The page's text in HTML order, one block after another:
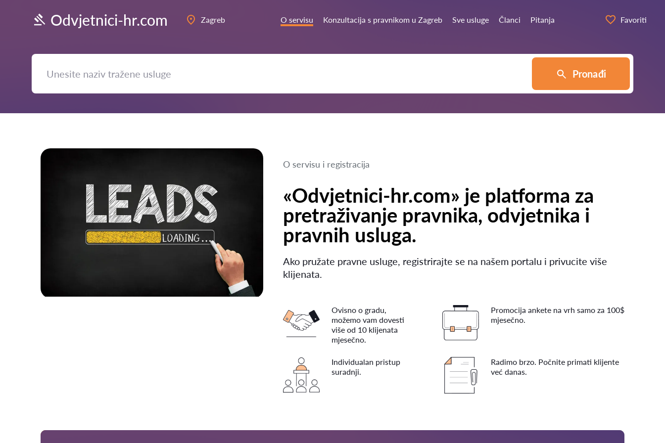
Odvjetnici-hr.com Zagreb O servisu Konzultacija s pravnikom u Zagreb Sve usluge Članci Pitanja Favoriti
Pronađi
O servisu i registracija
«Odvjetnici-hr.com» je platforma za
pretraživanje pravnika, odvjetnika i
pravnih usluga.
Ako pružate pravne usluge, registrirajte se na našem portalu i privucite više
klijenata.
Ovisno o gradu,
možemo vam dovesti
više od 10 klijenata
mjesečno.
Promocija ankete na vrh samo za 100$
mjesečno.
Individualan pristup
suradnji.
Radimo brzo. Počnite primati klijente
već danas.